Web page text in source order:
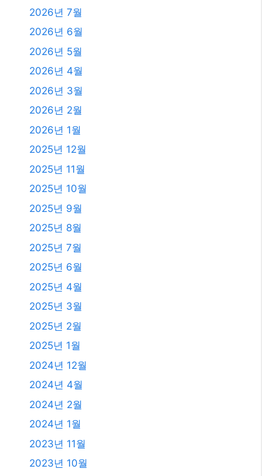
2026년 7월
2026년 6월
2026년 5월
2026년 4월
2026년 3월
2026년 2월
2026년 1월
2025년 12월
2025년 11월
2025년 10월
2025년 9월
2025년 8월
2025년 7월
2025년 6월
2025년 4월
2025년 3월
2025년 2월
2025년 1월
2024년 12월
2024년 4월
2024년 2월
2024년 1월
2023년 11월
2023년 10월